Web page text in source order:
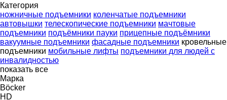
Категория
ножничные подъемники коленчатые подъемники
автовышки телескопические подъемники мачтовые
подъемники подъёмники пауки прицепные подъёмники
вакуумные подъемники фасадные подъемники кровельные
подъемники мобильные лифты подъемники для людей с
инвалидностью
показать все
Марка
Böcker
HD